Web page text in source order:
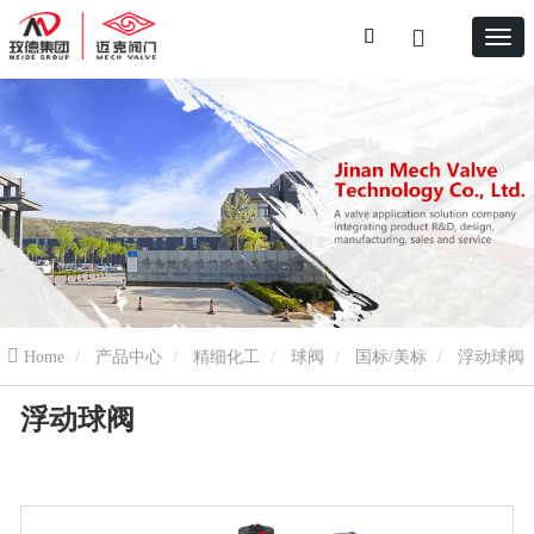
Home 产品中心 精细化工 球阀 国标/美标 浮动球阀
浮动球阀